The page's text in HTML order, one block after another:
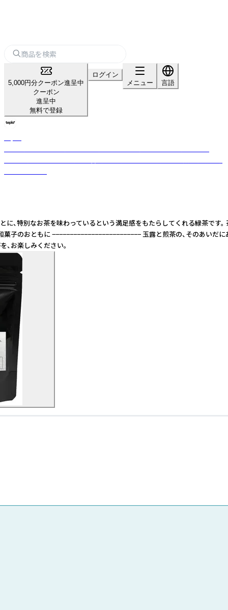
5,000円分クーポン進呈中
クーポン
進呈中
無料で登録
ログイン
メニュー
言語
特別なお茶を味わっているという満足感をもたらしてくれる緑茶
に −−−−−−−−−−−−−−−−−−−−−−−−− 玉露と煎茶の、そのあいだ
お楽しみください。